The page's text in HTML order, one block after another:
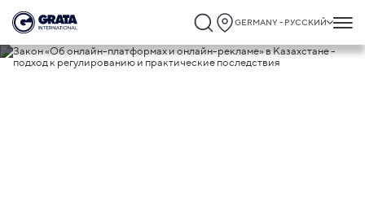
GERMANY - РУССКИЙ